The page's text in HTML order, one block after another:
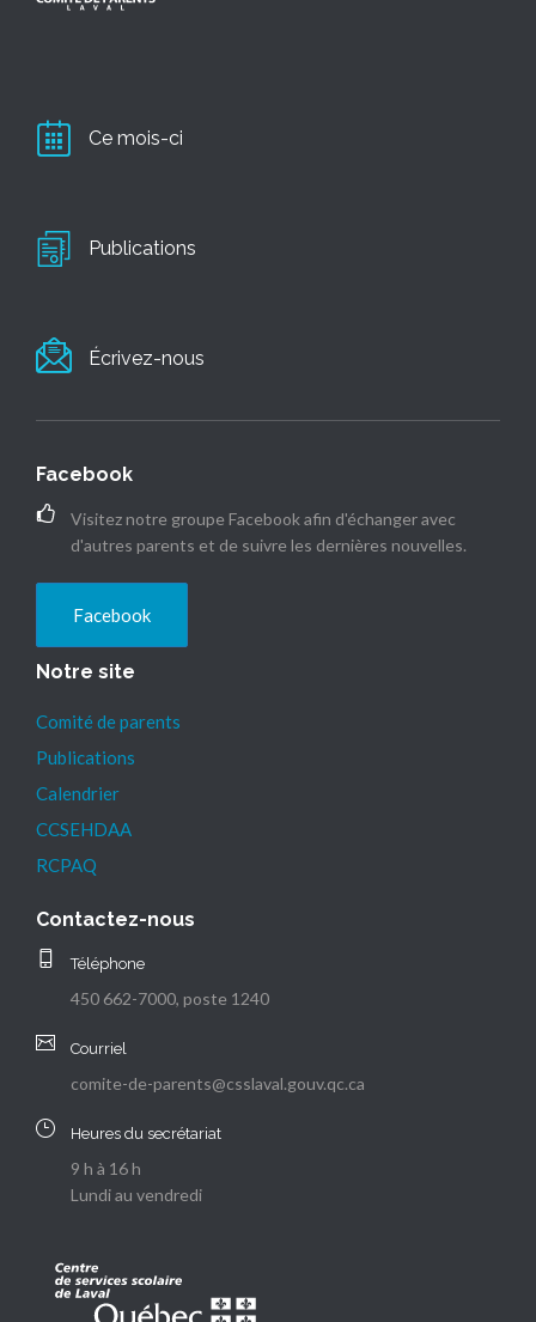
Ce mois-ci
Publications
Écrivez-nous
Facebook
Visitez notre groupe Facebook afin d'échanger avec
d'autres parents et de suivre les dernières nouvelles.
Facebook
Notre site
Comité de parents
Publications
Calendrier
CCSEHDAA
RCPAQ
Contactez-nous
Téléphone
450 662-7000, poste 1240
Courriel
comite-de-parents@csslaval.gouv.qc.ca
Heures du secrétariat
9 h à 16 h
Lundi au vendredi